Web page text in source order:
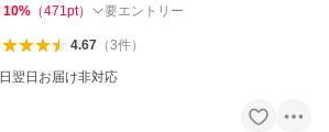
10% （471pt） 要エントリー
4.67（3件）
翌日お届け非対応